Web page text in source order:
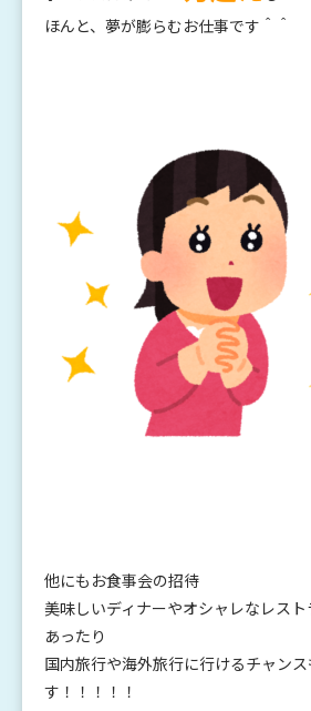
ほんと、夢が膨らむお仕事です＾＾
他にもお食事会の招待
美味しいディナーやオシャレなレス
あったり
国内旅行や海外旅行に行けるチャンス
す！！！！！